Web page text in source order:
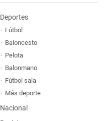
Deportes
Fútbol
Baloncesto
Pelota
Balonmano
Fútbol sala
Más deporte
Nacional